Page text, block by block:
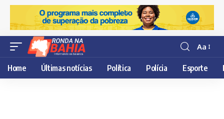
Resisor
de
fonte
Aa
Home Últimas notícias Política Polícia Esporte